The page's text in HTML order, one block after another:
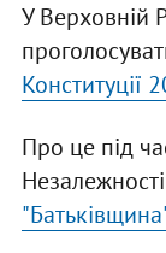
У Верховній
Конституції
Про це під